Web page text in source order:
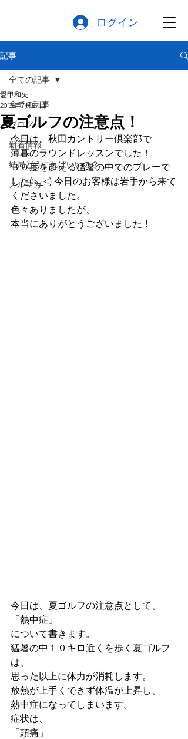
ログイン
記事
全ての記事
ブログ
新着情報
結局どうすればいいの？
メルマガ
全ての記事
夏ゴルフの注意点！
愛甲和矢
2015年7月27日
今日は、秋田カントリー倶楽部で
薄暮のラウンドレッスンでした！
３０度を超える猛暑の中でのプレーで
した(>_<) 今日のお客様は岩手から来て
くださいました。
色々ありましたが、
本当にありがとうございました！
今日は、夏ゴルフの注意点として、
「熱中症」
について書きます。
猛暑の中１０キロ近くを歩く夏ゴルフ
は、
思った以上に体力が消耗します。
放熱が上手くできず体温が上昇し、
熱中症になってしまいます。
症状は、
「頭痛」